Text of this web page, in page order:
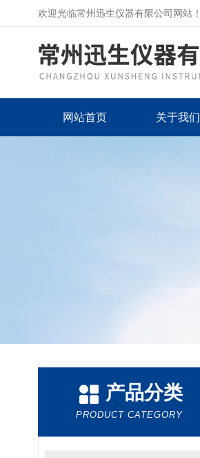
欢迎光临常州迅生仪器有限公司网站！
网站首页 关于我们
产品分类
PRODUCT CATEGORY